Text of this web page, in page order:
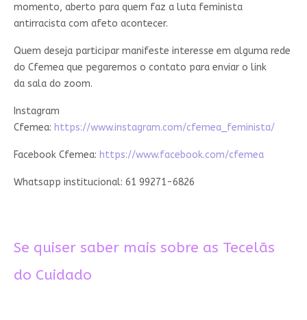
momento, aberto para quem faz a luta feminista
antirracista com afeto acontecer.
Quem deseja participar manifeste interesse em alguma rede
do Cfemea que pegaremos o contato para enviar o link
da sala do zoom.
Instagram
Cfemea: https://www.instagram.com/cfemea_feminista/
Facebook Cfemea: https://www.facebook.com/cfemea
Whatsapp institucional: 61 99271-6826
Se quiser saber mais sobre as Tecelãs
do Cuidado